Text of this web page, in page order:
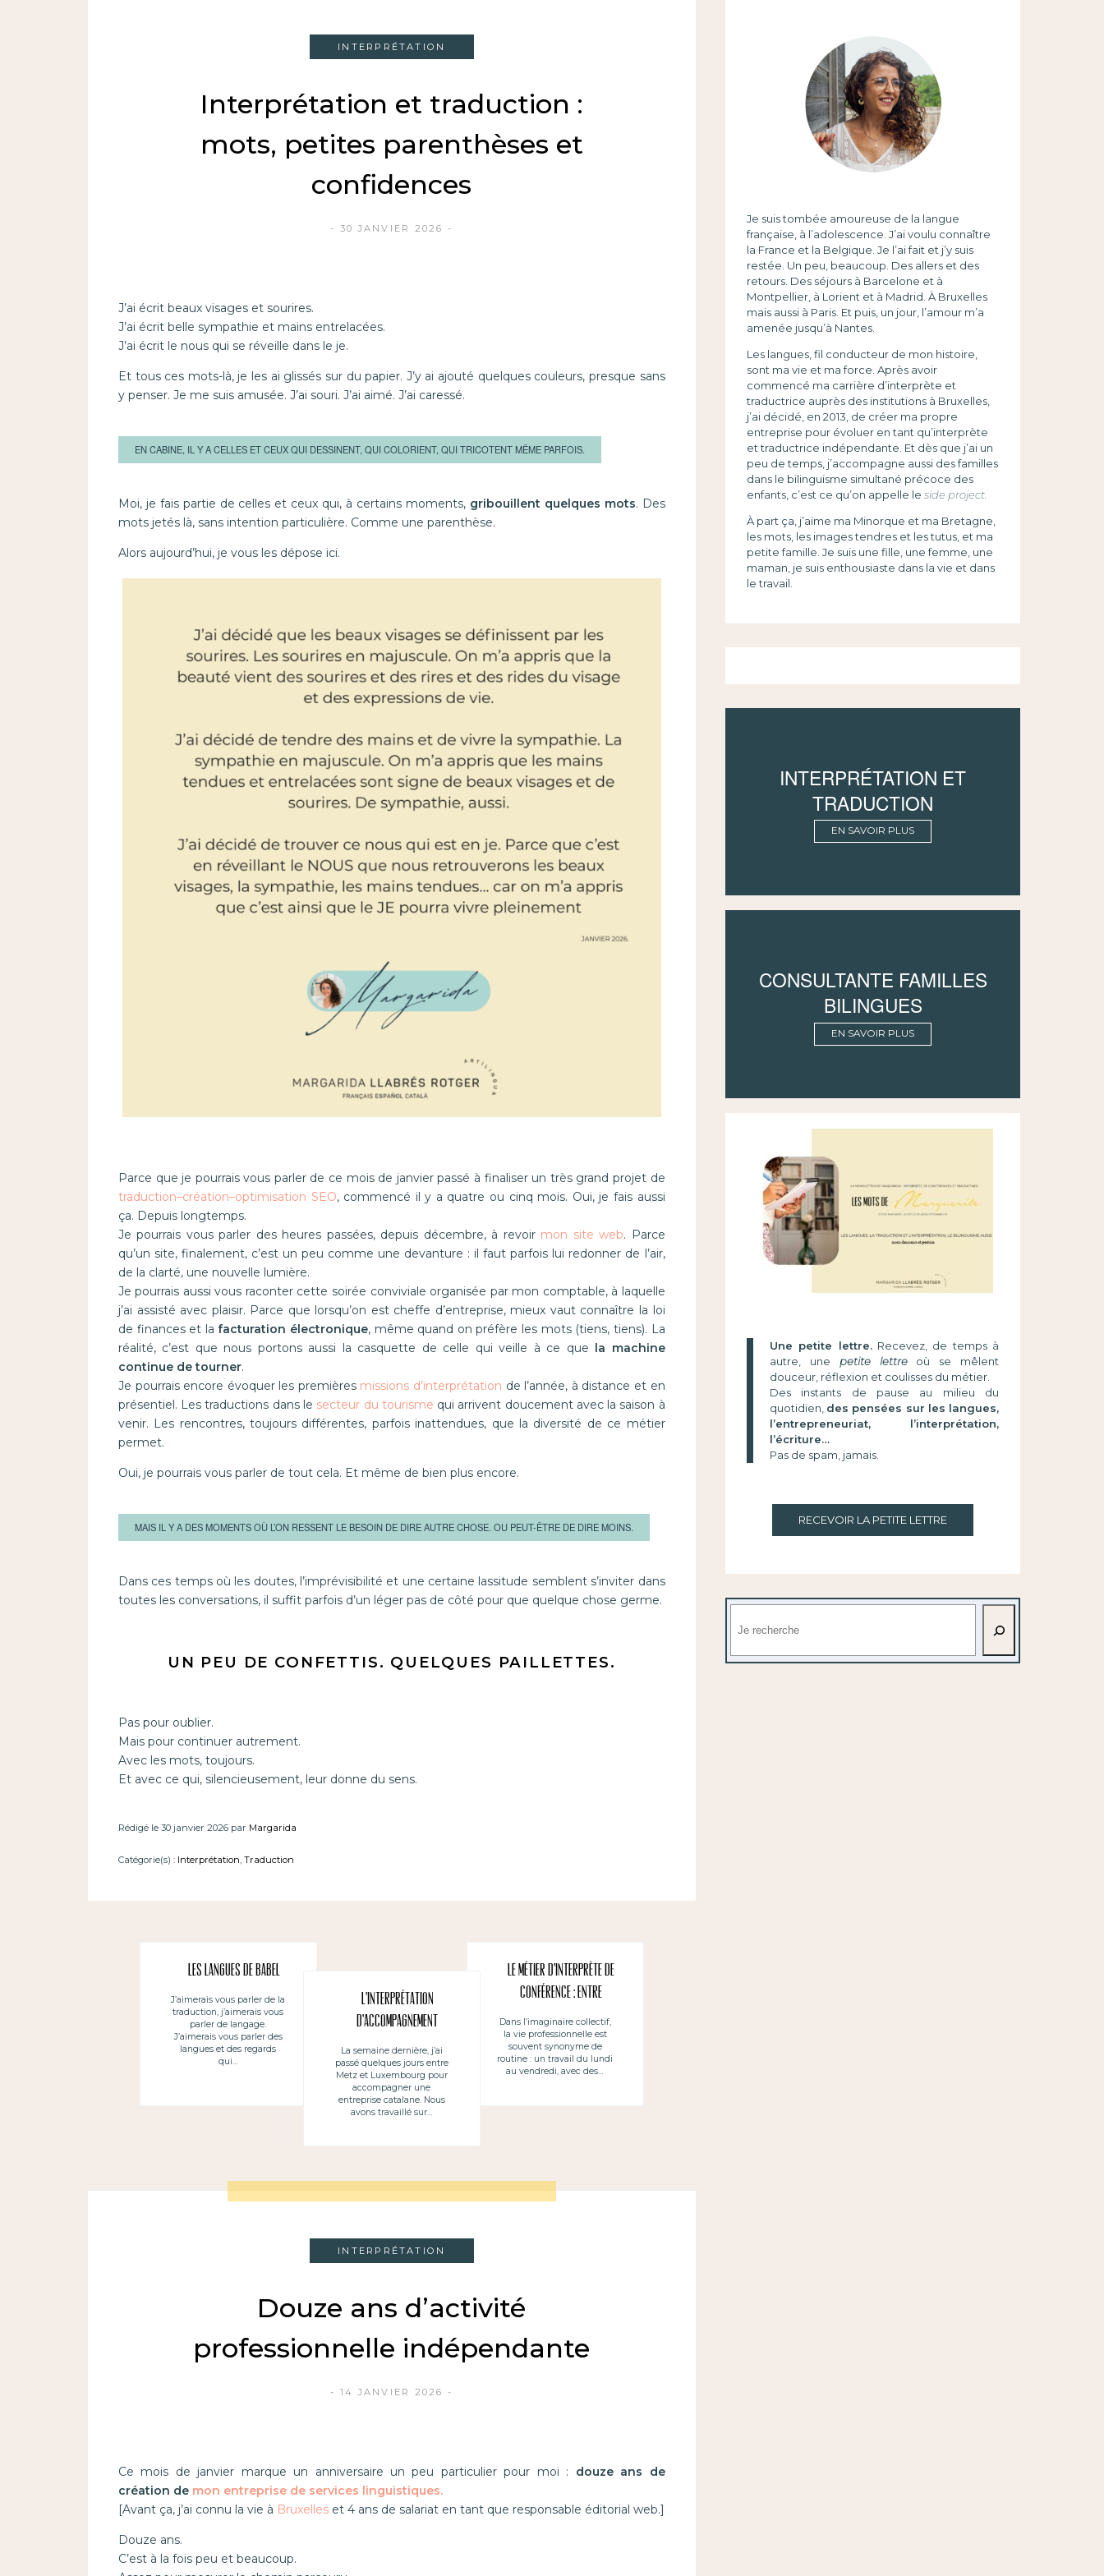
INTERPRÉTATION
Interprétation et traduction :
mots, petites parenthèses et
confidences
30 JANVIER 2026
J’ai écrit beaux visages et sourires.
J’ai écrit belle sympathie et mains entrelacées.
J’ai écrit le nous qui se réveille dans le je.
Et tous ces mots-là, je les ai glissés sur du papier. J’y ai ajouté quelques couleurs, presque sans
y penser. Je me suis amusée. J’ai souri. J’ai aimé. J’ai caressé.
EN CABINE, IL Y A CELLES ET CEUX QUI DESSINENT, QUI COLORIENT, QUI TRICOTENT MÊME PARFOIS.
Moi, je fais partie de celles et ceux qui, à certains moments, gribouillent quelques mots. Des
mots jetés là, sans intention particulière. Comme une parenthèse.
Alors aujourd’hui, je vous les dépose ici.
Parce que je pourrais vous parler de ce mois de janvier passé à finaliser un très grand projet de
traduction–création–optimisation SEO, commencé il y a quatre ou cinq mois. Oui, je fais aussi
ça. Depuis longtemps.
Je pourrais vous parler des heures passées, depuis décembre, à revoir mon site web. Parce
qu’un site, finalement, c’est un peu comme une devanture : il faut parfois lui redonner de l’air,
de la clarté, une nouvelle lumière.
Je pourrais aussi vous raconter cette soirée conviviale organisée par mon comptable, à laquelle
j’ai assisté avec plaisir. Parce que lorsqu’on est cheffe d’entreprise, mieux vaut connaître la loi
de finances et la facturation électronique, même quand on préfère les mots (tiens, tiens). La
réalité, c’est que nous portons aussi la casquette de celle qui veille à ce que la machine
continue de tourner.
Je pourrais encore évoquer les premières missions d’interprétation de l’année, à distance et en
présentiel. Les traductions dans le secteur du tourisme qui arrivent doucement avec la saison à
venir. Les rencontres, toujours différentes, parfois inattendues, que la diversité de ce métier
permet.
Oui, je pourrais vous parler de tout cela. Et même de bien plus encore.
MAIS IL Y A DES MOMENTS OÙ L’ON RESSENT LE BESOIN DE DIRE AUTRE CHOSE. OU PEUT-ÊTRE DE DIRE MOINS.
Dans ces temps où les doutes, l’imprévisibilité et une certaine lassitude semblent s’inviter dans
toutes les conversations, il suffit parfois d’un léger pas de côté pour que quelque chose germe.
UN PEU DE CONFETTIS. QUELQUES PAILLETTES.
Pas pour oublier.
Mais pour continuer autrement.
Avec les mots, toujours.
Et avec ce qui, silencieusement, leur donne du sens.
Rédigé le 30 janvier 2026 par Margarida
Catégorie(s) : Interprétation, Traduction
Les langues de Babel
J’aimerais vous parler de la
traduction, j’aimerais vous
parler de langage.
J’aimerais vous parler des
langues et des regards
qui…
L’interprétation
d’accompagnement
La semaine dernière, j’ai
passé quelques jours entre
Metz et Luxembourg pour
accompagner une
entreprise catalane. Nous
avons travaillé sur…
Le métier d’Interprète de
conférence : Entre
passion, flexibilité et
adaptation
Dans l’imaginaire collectif,
la vie professionnelle est
souvent synonyme de
routine : un travail du lundi
au vendredi, avec des…
INTERPRÉTATION
Douze ans d’activité
professionnelle indépendante
14 JANVIER 2026
Ce mois de janvier marque un anniversaire un peu particulier pour moi : douze ans de
création de mon entreprise de services linguistiques.
[Avant ça, j’ai connu la vie à Bruxelleset 4 ans de salariat en tant que responsable éditorial web.]
Douze ans.
C’est à la fois peu et beaucoup.
Je suis tombée amoureuse de la langue
française, à l’adolescence. J’ai voulu connaître
la France et la Belgique. Je l’ai fait et j’y suis
restée. Un peu, beaucoup. Des allers et des
retours. Des séjours à Barcelone et à
Montpellier, à Lorient et à Madrid. À Bruxelles
mais aussi à Paris. Et puis, un jour, l’amour m’a
amenée jusqu’à Nantes.
Les langues, fil conducteur de mon histoire,
sont ma vie et ma force. Après avoir
commencé ma carrière d’interprète et
traductrice auprès des institutions à Bruxelles,
j’ai décidé, en 2013, de créer ma propre
entreprise pour évoluer en tant qu’interprète
et traductrice indépendante. Et dès que j’ai un
peu de temps, j’accompagne aussi des familles
dans le bilinguisme simultané précoce des
enfants, c’est ce qu’on appelle le side project.
À part ça, j’aime ma Minorque et ma Bretagne,
les mots, les images tendres et les tutus, et ma
petite famille. Je suis une fille, une femme, une
maman, je suis enthousiaste dans la vie et dans
le travail.
INTERPRÉTATION ET
TRADUCTION
EN SAVOIR PLUS
CONSULTANTE FAMILLES
BILINGUES
EN SAVOIR PLUS
Une petite lettre.Recevez, de temps à
autre, une petite lettreoù se mêlent
douceur, réflexion et coulisses du métier.
Des instants de pause au milieu du
quotidien, des pensées sur les langues,
l’entrepreneuriat, l’interprétation,
l’écriture…
Pas de spam, jamais.
RECEVOIR LA PETITE LETTRE